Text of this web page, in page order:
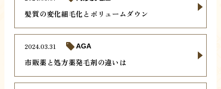
髪質の変化細毛化とボリュームダウン
市販薬と処方薬発毛剤の違いは
2024.03.31 AGA